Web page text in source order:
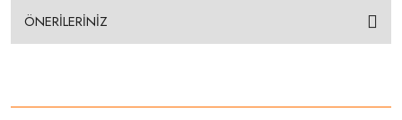
ÖNERİLERİNİZ